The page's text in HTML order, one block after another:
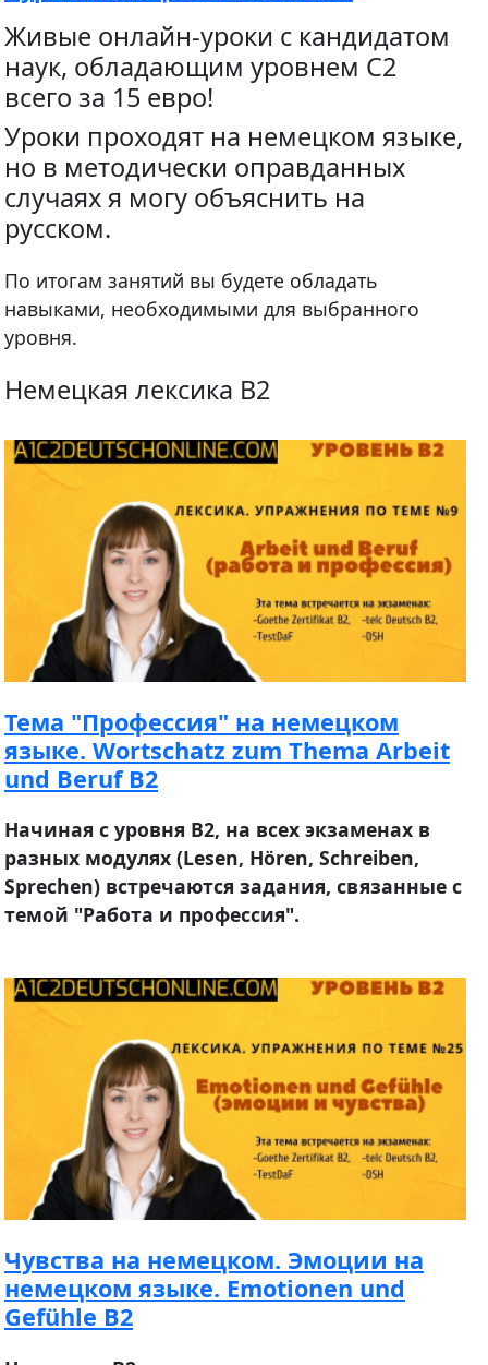
Живые онлайн-уроки с кандидатом
наук, обладающим уровнем С2
всего за 15 евро!
Уроки проходят на немецком языке,
но в методически оправданных
случаях я могу объяснить на
русском.
По итогам занятий вы будете обладать
навыками, необходимыми для выбранного
уровня.
Немецкая лексика B2
Тема "Профессия" на немецком
языке. Wortschatz zum Thema Arbeit
und Beruf B2
Начиная с уровня В2, на всех экзаменах в
разных модулях (Lesen, Hören, Schreiben,
Sprechen) встречаются задания, связанные с
темой "Работа и профессия".
Чувства на немецком. Эмоции на
немецком языке. Emotionen und
Gefühle B2